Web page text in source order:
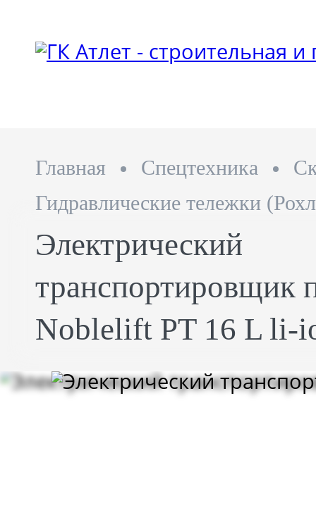
Главная Спецтехника
Гидравлические тележки
Электрический
транспортировщик
Noblelift PT 16 L li-